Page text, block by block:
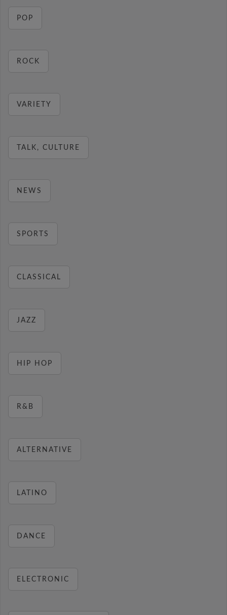
POP
ROCK
VARIETY
TALK, CULTURE
NEWS
SPORTS
CLASSICAL
JAZZ
HIP HOP
R&B
ALTERNATIVE
LATINO
DANCE
ELECTRONIC